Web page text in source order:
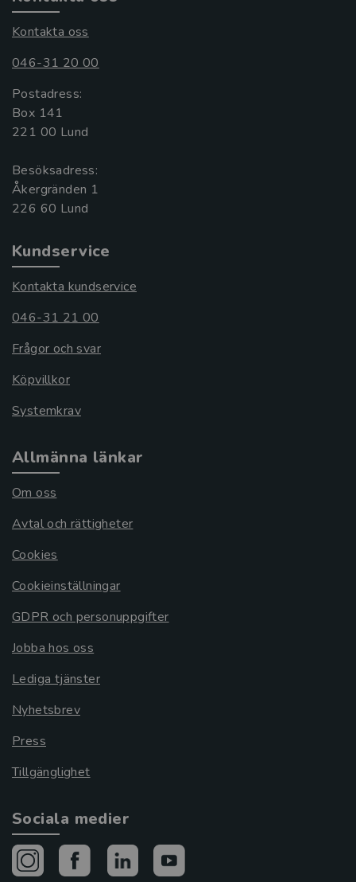
Kontakta oss
046-31 20 00
Postadress:
Box 141
221 00 Lund
Besöksadress:
Åkergränden 1
Kundservice
Kontakta kundservice
046-31 21 00
Frågor och svar
Köpvillkor
Systemkrav
Allmänna länkar
Om oss
Avtal och rättigheter
Cookies
Cookieinställningar
GDPR och personuppgifter
Jobba hos oss
Lediga tjänster
Nyhetsbrev
Press
Tillgänglighet
Sociala medier